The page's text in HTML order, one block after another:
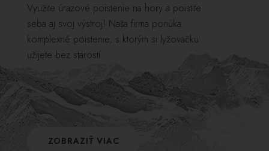
Využite úrazové poistenie na hory a poistite
seba aj svoj výstroj! Naša firma ponúka
komplexné poistenie, s ktorým si lyžovačku
užijete bez starostí.
ZOBRAZIŤ VIAC